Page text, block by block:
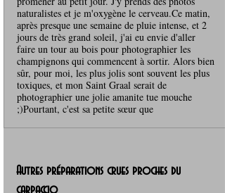
naturalistes et je m'oxygène le cerveau.Ce matin,
après presque une semaine de pluie intense, et 2
jours de très grand soleil, j'ai eu envie d'aller
faire un tour au bois pour photographier les
champignons qui commencent à sortir. Alors bien
sûr, pour moi, les plus jolis sont souvent les plus
toxiques, et mon Saint Graal serait de
photographier une jolie amanite tue mouche
;)Pourtant, c'est sa petite sœur que
Autres préparations crues proches du
carpaccio